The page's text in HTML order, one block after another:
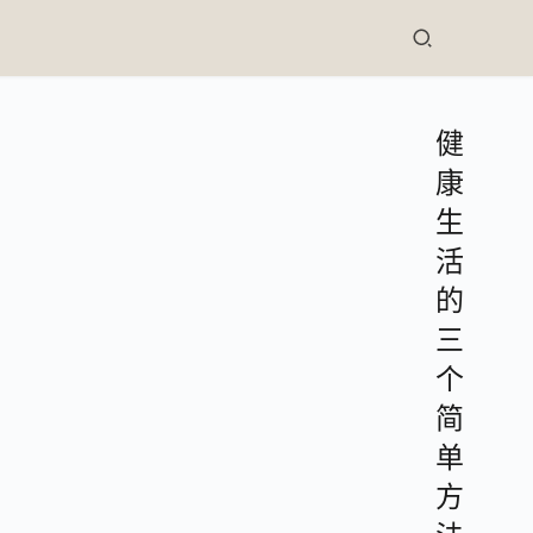
健
康
生
活
的
三
个
简
单
方